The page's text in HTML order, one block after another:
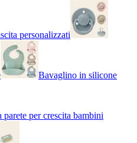
personalizzati
Bavaglino in silicone
parete per crescita bambini